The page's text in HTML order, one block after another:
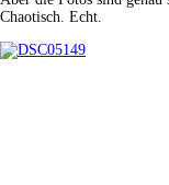
Chaotisch. Echt.